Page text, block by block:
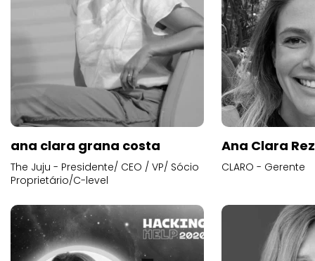
ana clara grana costa
The Juju - Presidente/ CEO / VP/ Sócio
Proprietário/C-level
Ana Clara
CLARO - Gerente